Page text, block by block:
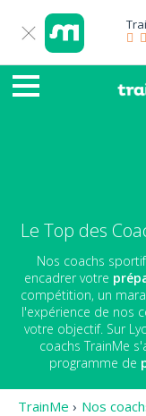
Le Top des
Nos coachs
encadrer votre
compétition, un
l'expérience de nos
votre objectif. Sur
coachs TrainMe
programme de
TrainMe › Nos